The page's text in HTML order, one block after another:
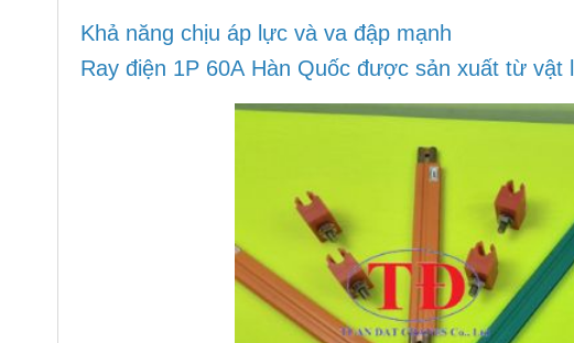
Khả năng chịu áp lực và va đập mạnh
Ray điện 1P 60A Hàn Quốc được sản xuất từ